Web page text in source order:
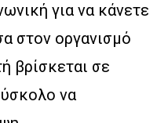
για να κάνετε
στον οργανισμό
βρίσκεται σε
να